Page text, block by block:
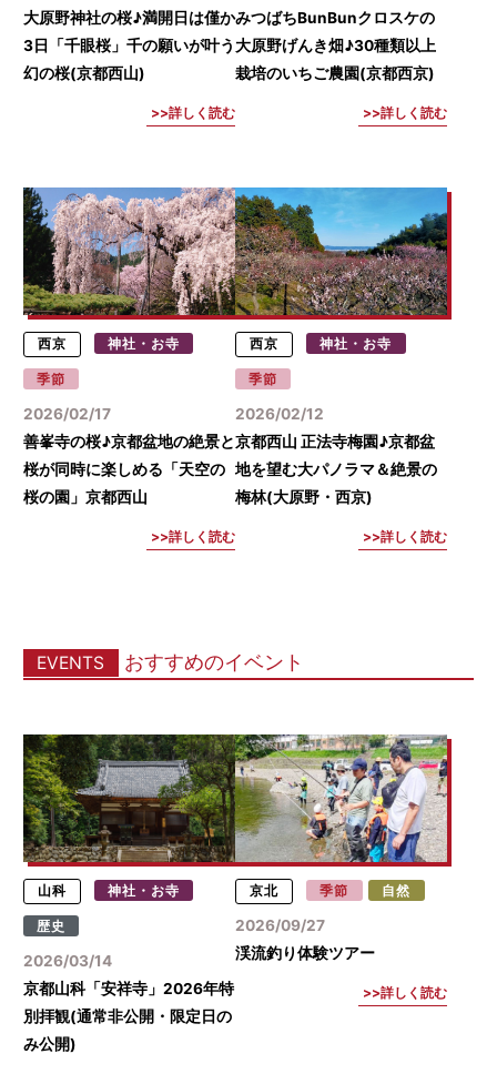
大原野神社の桜♪満開日は僅か
3日「千眼桜」千の願いが叶う
幻の桜(京都西山)
詳しく読む
みつばちBunBunクロスケの
大原野げんき畑♪30種類以上
栽培のいちご農園(京都西京)
詳しく読む
西京 神社・お寺
季節
2026/02/17
善峯寺の桜♪京都盆地の絶景と
桜が同時に楽しめる「天空の
桜の園」京都西山
詳しく読む
西京 神社・お寺
季節
2026/02/12
京都西山 正法寺梅園♪京都盆
地を望む大パノラマ＆絶景の
梅林(大原野・西京)
詳しく読む
EVENTS おすすめのイベント
山科 神社・お寺
歴史
2026/03/14
京都山科「安祥寺」2026年特
別拝観(通常非公開・限定日の
み公開)
京北 季節 自然
2026/09/27
渓流釣り体験ツアー
詳しく読む